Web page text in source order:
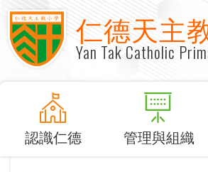
仁德天主
Yan Tak Catholic
認識仁德 管理與組織